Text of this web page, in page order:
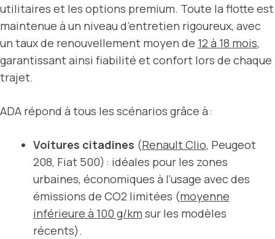
utilitaires et les options premium. Toute la flotte est
maintenue à un niveau d’entretien rigoureux, avec
un taux de renouvellement moyen de 12 à 18 mois,
garantissant ainsi fiabilité et confort lors de chaque
trajet.
ADA répond à tous les scénarios grâce à :
Voitures citadines (Renault Clio, Peugeot
208, Fiat 500) : idéales pour les zones
urbaines, économiques à l’usage avec des
émissions de CO2 limitées (moyenne
inférieure à 100 g/km sur les modèles
récents).